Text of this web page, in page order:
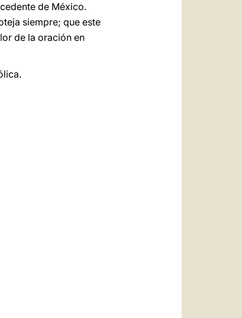
de México.
siempre; que este
de la oración en